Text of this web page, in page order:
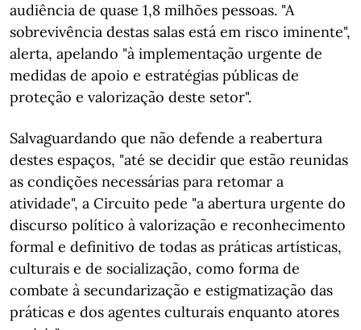
audiência de quase 1,8 milhões pessoas. "A
sobrevivência destas salas está em risco iminente",
alerta, apelando "à implementação urgente de
medidas de apoio e estratégias públicas de
proteção e valorização deste setor".
Salvaguardando que não defende a reabertura
destes espaços, "até se decidir que estão reunidas
as condições necessárias para retomar a
atividade", a Circuito pede "a abertura urgente do
discurso político à valorização e reconhecimento
formal e definitivo de todas as práticas artísticas,
culturais e de socialização, como forma de
combate à secundarização e estigmatização das
práticas e dos agentes culturais enquanto atores